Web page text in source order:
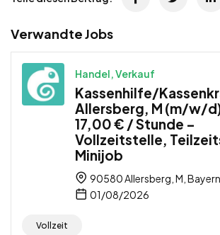
Verwandte Jobs
Handel, Verkauf
Kassenhilfe/
Allersberg, M (m/w/
17,00 € / Stunde –
Vollzeitstelle,
Minijob
90580 Allersberg, M,
01/08/2026
Vollzeit